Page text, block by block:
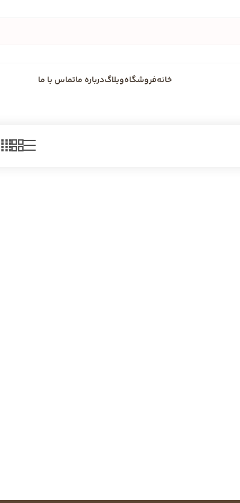
خانهفروشگاهوبلاگدرباره ماتماس با ما